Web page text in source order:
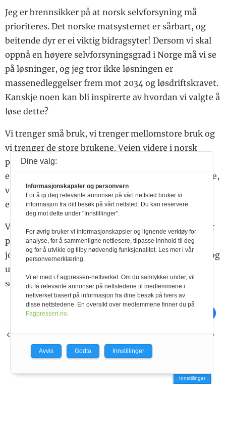
Jeg er brennsikker på at norsk selvforsyning må
prioriteres. Det norske matsystemet er sårbart, og
beitende dyr er ei viktig bidragsyter! Dersom vi skal
oppnå en høyere selvforsyningsgrad i Norge må vi se
på løsninger, og jeg tror ikke løsningen er
massenedleggelser frem mot 2034 og løsdriftskravet.
Kanskje noen kan bli inspirerte av hvordan vi valgte å
løse dette?
Vi trenger små bruk, vi trenger mellomstore bruk og
vi trenger de store brukene. Veien videre i norsk
politikk mot større selvforsyningsgrad er langt fra
enkel. Derfor trenger vi den norske bondens stemme,
vi trenger løsninger, vi trenger midler og vi trenger
en optimisme i næringen.
Vi trenger mangfoldet i norsk landbruk. Jeg er håper
politikere snart våkner opp og forstår verdien av
jobben vi bønder legger ned, våre beitedyr, gresset og
utmarken. Vi er viktige i veien videre mot økt
selvforsyning.
Lesernes side Risikoområder i fjøset
Innstillinger
Dine valg:
Informasjonskapsler og personvern
For å gi deg relevante annonser på vårt nettsted bruker vi
informasjon fra ditt besøk på vårt nettsted. Du kan reservere
deg mot dette under "Innstillinger".
For øvrig bruker vi informasjonskapsler og lignende verktøy for
analyse, for å sammenligne nettlesere, tilpasse innhold til deg
og for å utvikle og tilby nødvendig funksjonalitet. Les mer i vår
personvernerklæring.
Vi er med i Fagpressen-nettverket. Om du samtykker under, vil
du få relevante annonser på nettstedene til medlemmene i
nettverket basert på informasjon fra dine besøk på tvers av
disse nettstedene. En oversikt over medlemmene finner du på
Fagpressen.no.
Avvis Godta Innstillinger